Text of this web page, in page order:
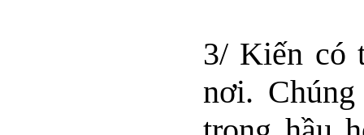
3/ Kiến có
nơi.